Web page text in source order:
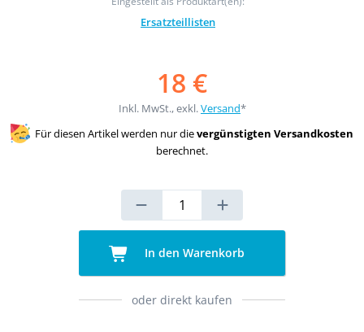
Ersatzteillisten
18 €
Inkl. MwSt., exkl.Versand*
Für diesen Artikel werden nur dievergünstigten Versandkosten
berechnet.
In den Warenkorb
oder direkt kaufen